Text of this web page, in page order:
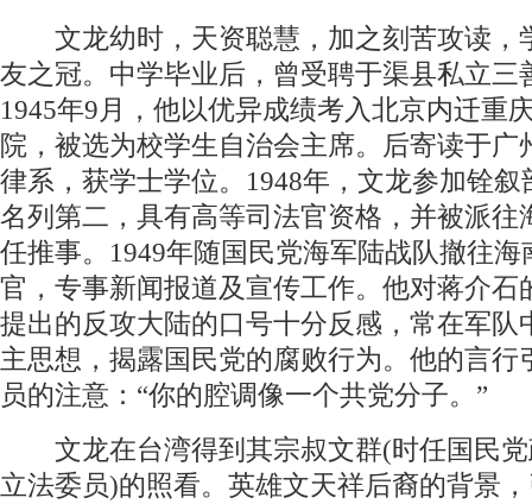
文龙幼时，天资聪慧，加之刻苦攻读，
友之冠。中学毕业后，曾受聘于渠县私立三
1945年9月，他以优异成绩考入北京内迁重
院，被选为校学生自治会主席。后寄读于广
律系，获学士学位。1948年，文龙参加铨叙
名列第二，具有高等司法官资格，并被派往
任推事。1949年随国民党海军陆战队撤往海
官，专事新闻报道及宣传工作。他对蒋介石
提出的反攻大陆的口号十分反感，常在军队
主思想，揭露国民党的腐败行为。他的言行
员的注意：“你的腔调像一个共党分子。”
文龙在台湾得到其宗叔文群(时任国民党
立法委员)的照看。英雄文天祥后裔的背景